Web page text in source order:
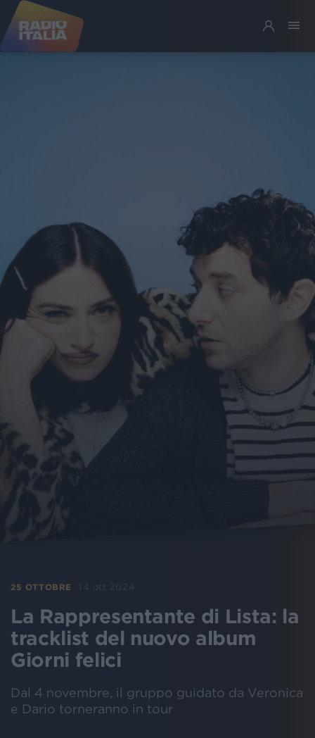
25 OTTOBRE 14 ott 2024
La Rappresentante di Lista: la
tracklist del nuovo album
Giorni felici
Dal 4 novembre, il gruppo guidato da Veronica
e Dario torneranno in tour